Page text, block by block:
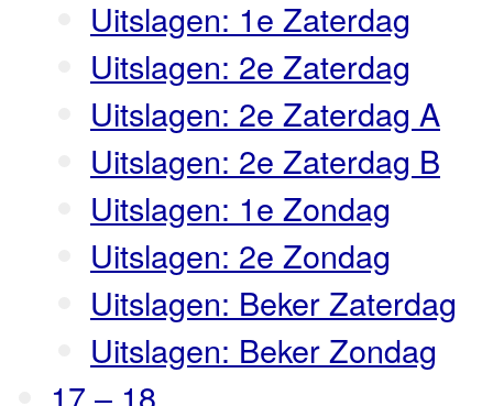
Uitslagen: 1e Zaterdag
Uitslagen: 2e Zaterdag
Uitslagen: 2e Zaterdag A
Uitslagen: 2e Zaterdag B
Uitslagen: 1e Zondag
Uitslagen: 2e Zondag
Uitslagen: Beker Zaterdag
Uitslagen: Beker Zondag